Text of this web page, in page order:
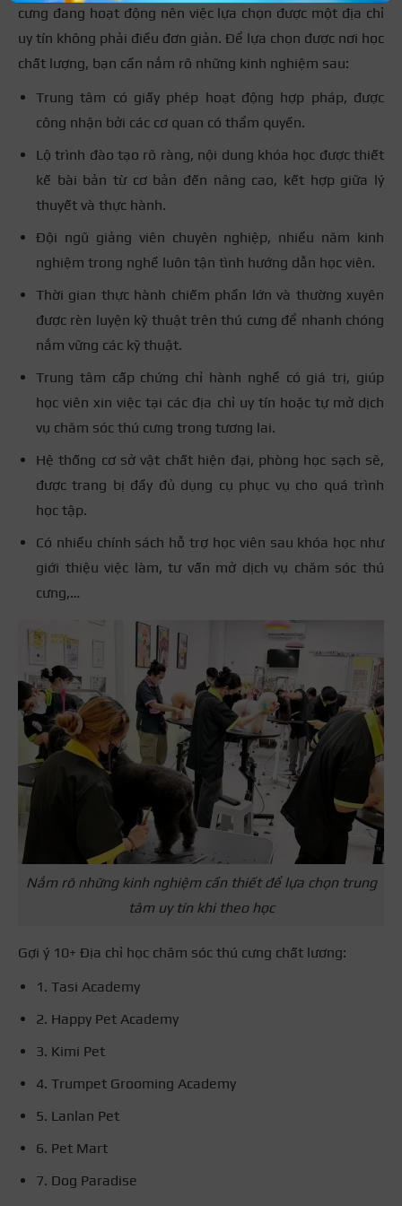
cưng đang hoạt động nên việc lựa chọn được một địa chỉ
uy tín không phải điều đơn giản. Để lựa chọn được nơi học
chất lượng, bạn cần nắm rõ những kinh nghiệm sau:
Trung tâm có giấy phép hoạt động hợp pháp, được
công nhận bởi các cơ quan có thẩm quyền.
Lộ trình đào tạo rõ ràng, nội dung khóa học được thiết
kế bài bản từ cơ bản đến nâng cao, kết hợp giữa lý
thuyết và thực hành.
Đội ngũ giảng viên chuyên nghiệp, nhiều năm kinh
nghiệm trong nghề luôn tận tình hướng dẫn học viên.
Thời gian thực hành chiếm phần lớn và thường xuyên
được rèn luyện kỹ thuật trên thú cưng để nhanh chóng
nắm vững các kỹ thuật.
Trung tâm cấp chứng chỉ hành nghề có giá trị, giúp
học viên xin việc tại các địa chỉ uy tín hoặc tự mở dịch
vụ chăm sóc thú cưng trong tương lai.
Hệ thống cơ sở vật chất hiện đại, phòng học sạch sẽ,
được trang bị đầy đủ dụng cụ phục vụ cho quá trình
học tập.
Có nhiều chính sách hỗ trợ học viên sau khóa học như
giới thiệu việc làm, tư vấn mở dịch vụ chăm sóc thú
cưng,…
Nắm rõ những kinh nghiệm cần thiết để lựa chọn trung
tâm uy tín khi theo học
Gợi ý 10+ Địa chỉ học chăm sóc thú cưng chất lương:
1. Tasi Academy
2. Happy Pet Academy
3. Kimi Pet
4. Trumpet Grooming Academy
5. Lanlan Pet
6. Pet Mart
7. Dog Paradise